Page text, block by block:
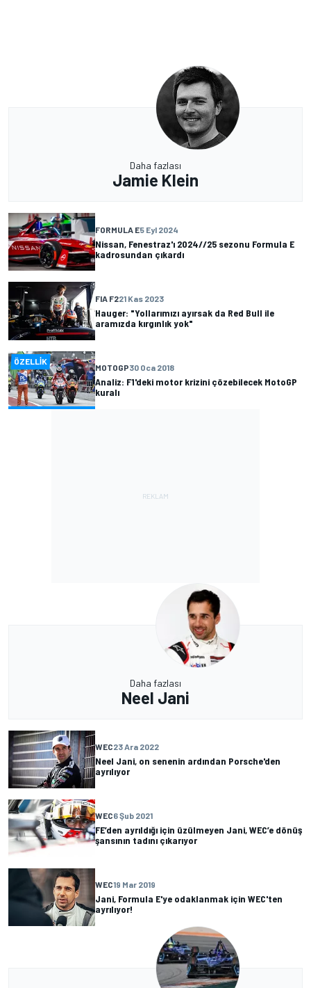
Daha fazlası
Jamie Klein
FORMULA E5 Eyl 2024
Nissan, Fenestraz'ı 2024//25 sezonu Formula E
kadrosundan çıkardı
FIA F221 Kas 2023
Hauger: "Yollarımızı ayırsak da Red Bull ile
aramızda kırgınlık yok"
ÖZELLIK
MOTOGP30 Oca 2018
Analiz: F1'deki motor krizini çözebilecek MotoGP
kuralı
Daha fazlası
Neel Jani
WEC23 Ara 2022
Neel Jani, on senenin ardından Porsche'den
ayrılıyor
WEC6 Şub 2021
FE’den ayrıldığı için üzülmeyen Jani, WEC’e dönüş
şansının tadını çıkarıyor
WEC19 Mar 2019
Jani, Formula E'ye odaklanmak için WEC'ten
ayrılıyor!